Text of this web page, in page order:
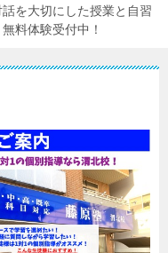
を大切にした授業と自習
料体験受付中！